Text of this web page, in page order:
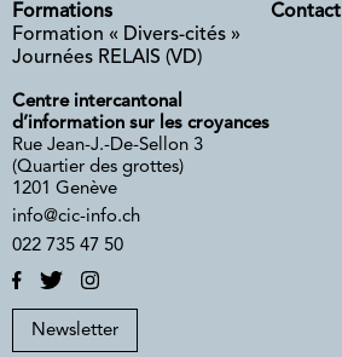
Formations
Formation « Divers-cités »
Journées RELAIS (VD)
Contact
Centre intercantonal
d’information sur les croyances
Rue Jean-J.-De-Sellon 3
(Quartier des grottes)
1201 Genève
info@cic-info.ch
022 735 47 50
Newsletter